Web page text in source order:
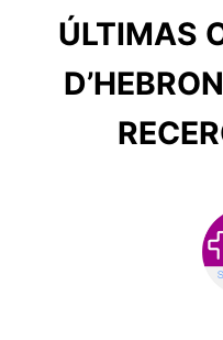
ÚLTIMAS